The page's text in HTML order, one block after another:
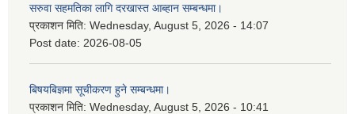
सरुवा सहमतिका लागि दरखास्त आब्हान सम्बन्धमा।
प्रकाशन मिति: Wednesday, August 5, 2026 - 14:07
Post date: 2026-08-05
बिषयबिज्ञमा सूचीकरण हुने सम्बन्धमा।
प्रकाशन मिति: Wednesday, August 5, 2026 - 10:41